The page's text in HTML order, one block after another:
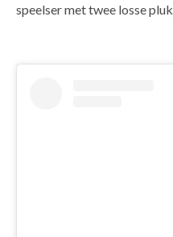
speelser met twee losse